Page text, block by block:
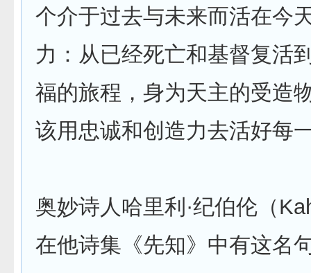
个介于过去与未来而活在今
力：从已经死亡和基督复活
福的旅程，身为天主的受造
该用忠诚和创造力去活好每
奥妙诗人哈里利·纪伯伦（
在他诗集《先知》中有这名